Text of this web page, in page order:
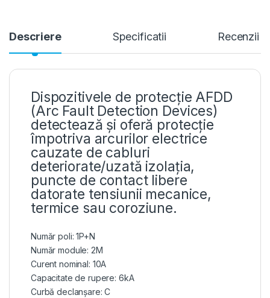
Descriere Specificatii Recenzii
Dispozitivele de protecție AFDD
(Arc Fault Detection Devices)
detectează și oferă protecție
împotriva arcurilor electrice
cauzate de cabluri
deteriorate/uzată izolația,
puncte de contact libere
datorate tensiunii mecanice,
termice sau coroziune.
Număr poli: 1P+N
Număr module: 2M
Curent nominal: 10A
Capacitate de rupere: 6kA
Curbă declanșare: C